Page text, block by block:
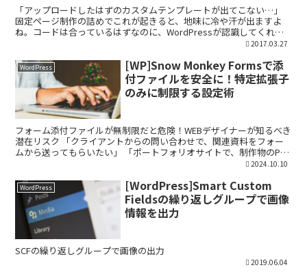
「アップロードしたはずのカスタムテンプレートが出てこない…」
固定ページ制作の詰めでこれが起きると、地味に冷や汗が出ますよ
ね。コードは合っているはずなのに、WordPressが認識してくれな
2017.03.27
WordPress
[WP]Snow Monkey Formsで添
付ファイルを安全に！特定拡張子
のみに制限する設定術
フォーム添付ファイルが無制限だと危険！WEBデザイナーが知るべき
潜在リスク 「クライアントからの問い合わせで、関連資料をフォー
ムから送ってもらいたい」 「ポートフォリオサイトで、制作物のPDF
2024.10.10
WordPress
[WordPress]Smart Custom
Fieldsの繰り返しグループで画像
情報を出力
SCFの繰り返しグループで画像の出力
2019.06.04